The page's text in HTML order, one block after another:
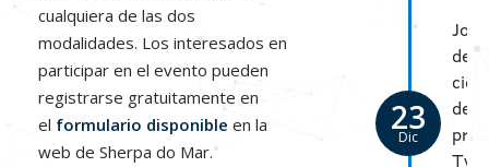
cualquiera de las dos
modalidades. Los interesados en
participar en el evento pueden
registrarse gratuitamente en
el formulario disponible en la
web de Sherpa do Mar.
23
Dic
de
del